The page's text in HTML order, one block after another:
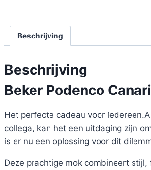
Beschrijving
Beschrijving
Beker Podenco
Het perfecte cadeau voor
collega, kan het een uitdaging zijn
is er nu een oplossing voor dit
Deze prachtige mok combineert